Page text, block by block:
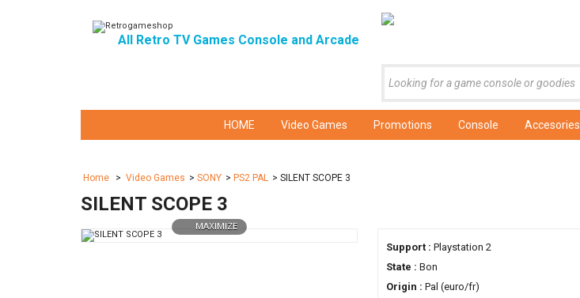
All Retro TV Games Console and Arcade
HOME Video Games Promotions Console Accesories
Home > Video Games > SONY > PS2 PAL > SILENT SCOPE 3
SILENT SCOPE 3
MAXIMIZE
Support : Playstation 2
State : Bon
Origin : Pal (euro/fr)